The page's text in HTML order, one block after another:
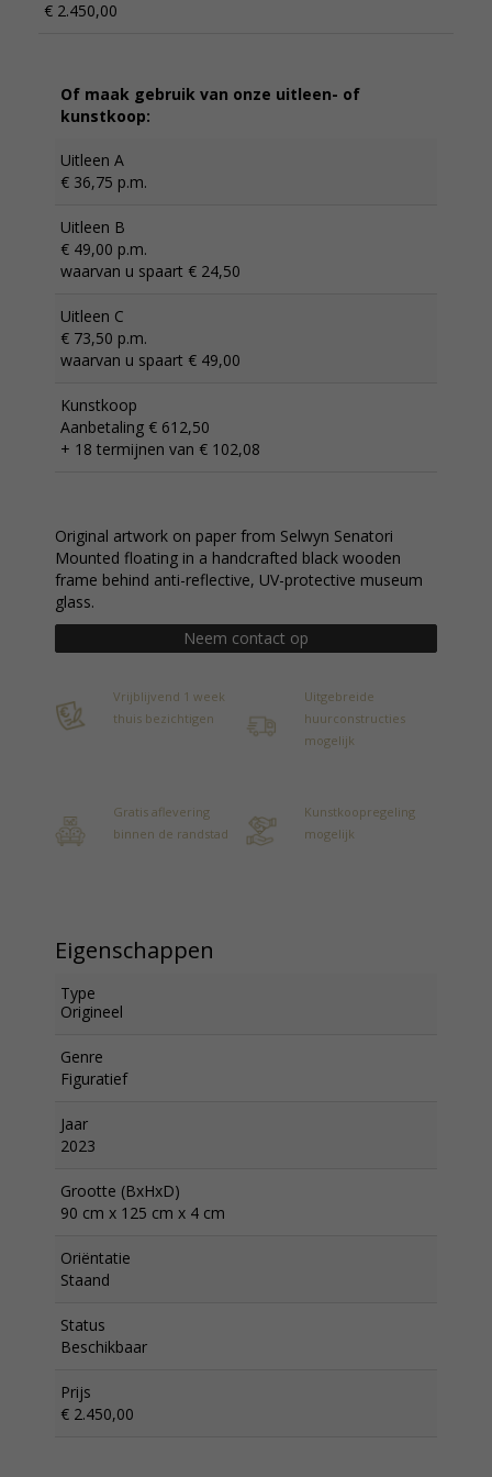
€ 2.450,00
Of maak gebruik van onze uitleen- of
kunstkoop:
Uitleen A
€ 36,75 p.m.
Uitleen B
€ 49,00 p.m.
waarvan u spaart € 24,50
Uitleen C
€ 73,50 p.m.
waarvan u spaart € 49,00
Kunstkoop
Aanbetaling € 612,50
+ 18 termijnen van € 102,08
Original artwork on paper from Selwyn Senatori
Mounted floating in a handcrafted black wooden
frame behind anti-reflective, UV-protective museum
glass.
Neem contact op
Vrijblijvend 1 week
thuis bezichtigen
Uitgebreide
huurconstructies
mogelijk
Gratis aflevering
binnen de randstad
Kunstkoopregeling
mogelijk
Eigenschappen
Type
Origineel
Genre
Figuratief
Jaar
2023
Grootte (BxHxD)
90 cm x 125 cm x 4 cm
Oriëntatie
Staand
Status
Beschikbaar
Prijs
€ 2.450,00